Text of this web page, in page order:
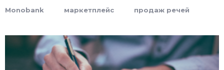
Monobank маркетплейс продаж речей